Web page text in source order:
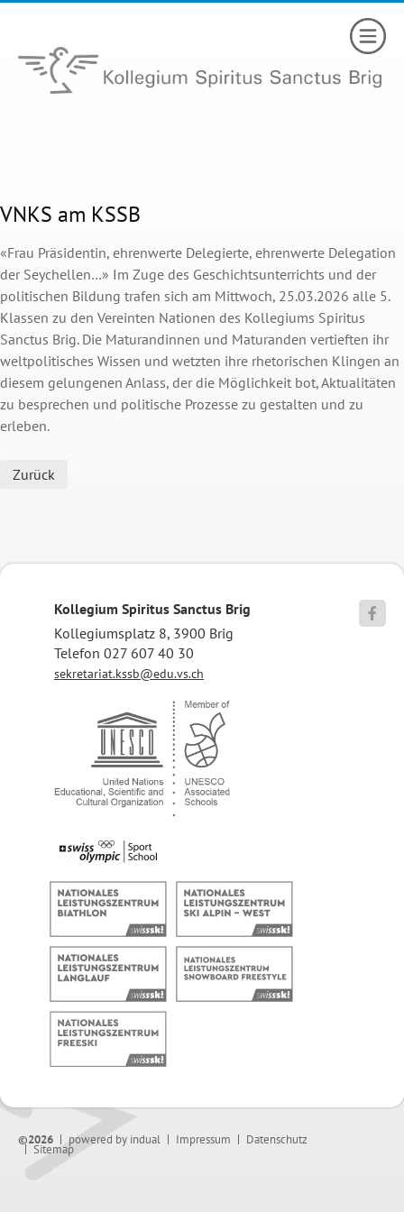
VNKS am KSSB
«Frau Präsidentin, ehrenwerte Delegierte, ehrenwerte Delegation
der Seychellen…» Im Zuge des Geschichtsunterrichts und der
politischen Bildung trafen sich am Mittwoch, 25.03.2026 alle 5.
Klassen zu den Vereinten Nationen des Kollegiums Spiritus
Sanctus Brig. Die Maturandinnen und Maturanden vertieften ihr
weltpolitisches Wissen und wetzten ihre rhetorischen Klingen an
diesem gelungenen Anlass, der die Möglichkeit bot, Aktualitäten
zu besprechen und politische Prozesse zu gestalten und zu
erleben.
Zurück
Kollegium Spiritus Sanctus Brig
Kollegiumsplatz 8, 3900 Brig
Telefon 027 607 40 30
sekretariat.kssb@edu.vs.ch

©2026 powered by indual Impressum Datenschutz
Sitemap